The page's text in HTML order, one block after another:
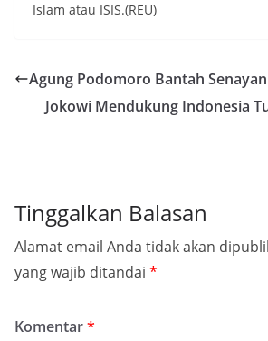
Islam atau ISIS.(REU)
Agung Podomoro Bantah
Jokowi Mendukung Indonesia
Tinggalkan Balasan
Alamat email Anda tidak akan
yang wajib ditandai *
Komentar*